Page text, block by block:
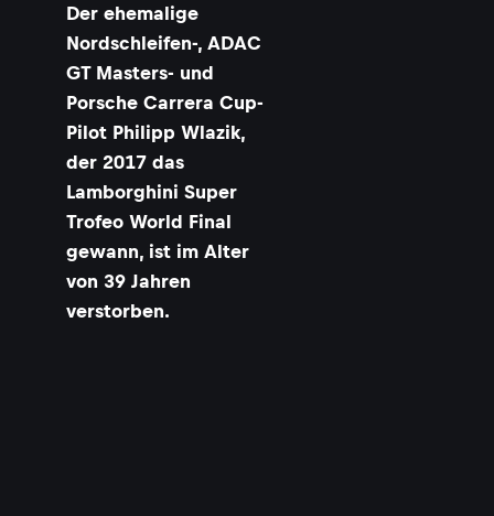
Der ehemalige
Nordschleifen-, ADAC
GT Masters- und
Porsche Carrera Cup-
Pilot Philipp Wlazik,
der 2017 das
Lamborghini Super
Trofeo World Final
gewann, ist im Alter
von 39 Jahren
verstorben.